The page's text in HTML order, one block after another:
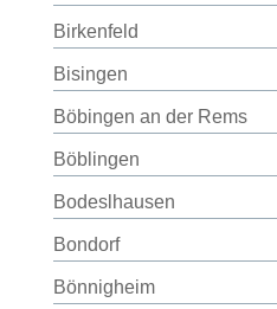
Birkenfeld
Bisingen
Böbingen an der Rems
Böblingen
Bodeslhausen
Bondorf
Bönnigheim